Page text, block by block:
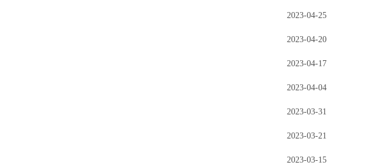
2023-04-25
2023-04-20
2023-04-17
2023-04-04
2023-03-31
2023-03-21
2023-03-15